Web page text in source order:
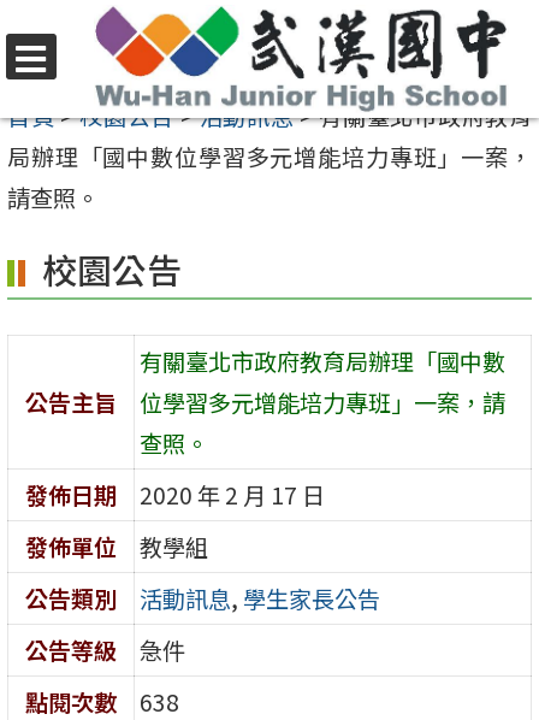
至
要
內
區
選
單
首頁>校園公告>活動訊息>有關臺北市政府教育
局辦理「國中數位學習多元增能培力專班」一案，
請查照。
校園公告
公告主旨
有關臺北市政府教育局辦理「國中數
位學習多元增能培力專班」一案，請
查照。
發佈日期
2020 年 2 月 17 日
發佈單位
教學組
公告類別
活動訊息, 學生家長公告
公告等級
急件
點閱次數
638